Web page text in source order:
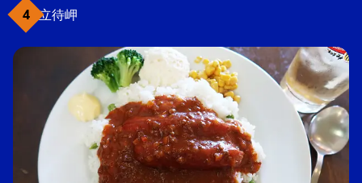
立待岬